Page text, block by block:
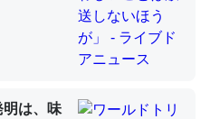
は」とあって面白い。海に
ミグモ）はカルシウムを使わ
、酵素が違うのか？
明は、味